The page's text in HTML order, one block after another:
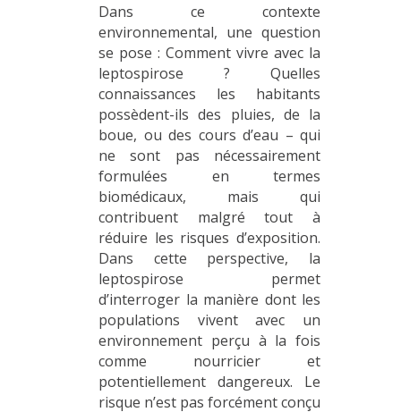
Dans ce contexte
environnemental, une question
se pose : Comment vivre avec la
leptospirose ? Quelles
connaissances les habitants
possèdent-ils des pluies, de la
boue, ou des cours d’eau – qui
ne sont pas nécessairement
formulées en termes
biomédicaux, mais qui
contribuent malgré tout à
réduire les risques d’exposition.
Dans cette perspective, la
leptospirose permet
d’interroger la manière dont les
populations vivent avec un
environnement perçu à la fois
comme nourricier et
potentiellement dangereux. Le
risque n’est pas forcément conçu